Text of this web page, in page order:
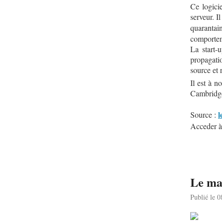
Ce
serveur.
La start-
source et
Il est à
Source :
Acceder
Le
Publié le